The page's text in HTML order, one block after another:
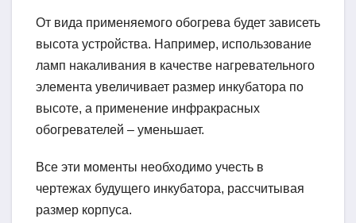
От вида применяемого обогрева будет зависеть
высота устройства. Например, использование
ламп накаливания в качестве нагревательного
элемента увеличивает размер инкубатора по
высоте, а применение инфракрасных
обогревателей – уменьшает.
Все эти моменты необходимо учесть в
чертежах будущего инкубатора, рассчитывая
размер корпуса.